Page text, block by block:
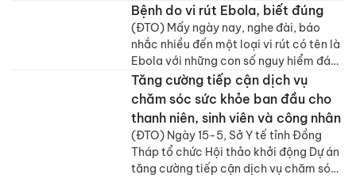
dân trên địa bàn tỉnh Đồng Tháp năm
2026.
Bệnh do vi rút Ebola, biết đúng
(ĐTO) Mấy ngày nay, nghe đài, báo
nhắc nhiều đến một loại vi rút có tên là
Ebola với những con số nguy hiểm đáng
sợ, chắc hẳn nhiều bà con mình cũng
thấy lo lo. Nhưng nếu “biết người biết
ta, trăm trận trăm thắng”. Bất kỳ căn
bệnh nào cũng vậy, dù tính chất của nó
có nguy hiểm đến đâu, một khi mình đã
hiểu rõ ngọn ngành về nó thì việc phòng
ngừa sẽ trở nên rất đơn giản và hiệu
Tăng cường tiếp cận dịch vụ
chăm sóc sức khỏe ban đầu cho
thanh niên, sinh viên và công nhân
(ĐTO) Ngày 15-5, Sở Y tế tỉnh Đồng
Tháp tổ chức Hội thảo khởi động Dự án
tăng cường tiếp cận dịch vụ chăm sóc